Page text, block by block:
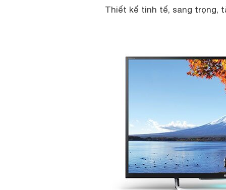
Thiết kế tinh tế, sang trọng,